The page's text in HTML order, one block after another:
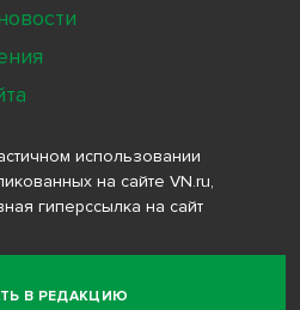
В РЕДАКЦИЮ
использовании
на сайте VN.ru,
гиперссылка на сайт